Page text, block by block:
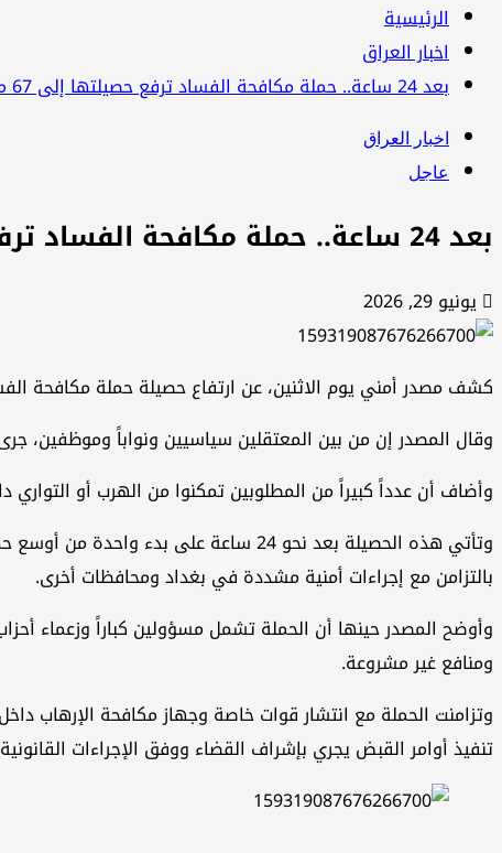
الرئيسية
اخبار العراق
بعد 24 ساعة.. حملة مكافحة الفساد ترفع حصيلتها إلى 67 معتقلاً
اخبار العراق
عاجل
بعد 24 ساعة.. حملة مكافحة الفساد ترفع حصيلتها إلى 67 معتقلاً
يونيو 29, 2026
كشف مصدر أمني يوم الاثنين، عن ارتفاع حصيلة حملة مكافحة الفساد التي أطلقتها السلطات
وقال المصدر إن من بين المعتقلين سياسيين ونواباً وموظفين،
وأضاف أن عدداً كبيراً من المطلوبين تمكنوا من الهرب أو التواري
وتأتي هذه الحصيلة بعد نحو 24 ساعة
بالتزامن مع إجراءات أمنية مشددة في بغداد ومحافظات أخرى.
وأوضح المصدر حينها أن الحملة تشمل مسؤولين كباراً وزعماء
ومنافع غير مشروعة.
وتزامنت الحملة مع انتشار قوات خاصة وجهاز مكافحة
تنفيذ أوامر القبض يجري بإشراف القضاء ووفق الإجراءات